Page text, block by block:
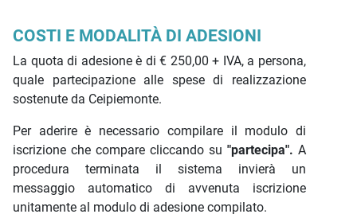
COSTI E MODALITÀ DI ADESIONI
La quota di adesione è di € 250,00 + IVA, a persona,
quale partecipazione alle spese di realizzazione
sostenute da Ceipiemonte.
Per aderire è necessario compilare il modulo di
iscrizione che compare cliccando su "partecipa". A
procedura terminata il sistema invierà un
messaggio automatico di avvenuta iscrizione
unitamente al modulo di adesione compilato.